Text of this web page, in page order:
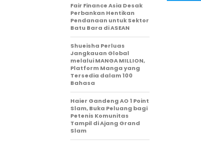
Fair Finance Asia Desak
Perbankan Hentikan
Pendanaan untuk Sektor
Batu Bara di ASEAN
Shueisha Perluas
Jangkauan Global
melalui MANGA MILLION,
Platform Manga yang
Tersedia dalam 100
Bahasa
Haier Gandeng AO 1 Point
Slam, Buka Peluang bagi
Petenis Komunitas
Tampil di Ajang Grand
Slam